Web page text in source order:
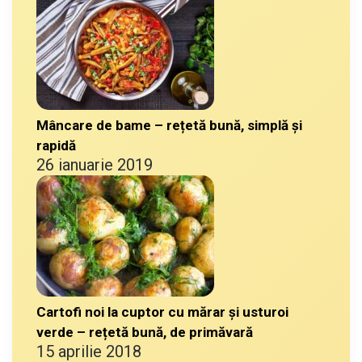
Mâncare de bame – rețetă bună, simplă și
rapidă
26 ianuarie 2019
Cartofi noi la cuptor cu mărar și usturoi
verde – rețetă bună, de primăvară
15 aprilie 2018